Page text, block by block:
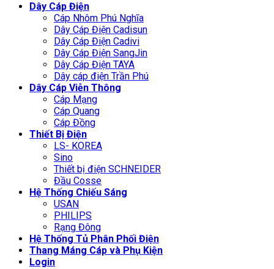
Dây Cáp Điện
Cáp Nhôm Phú Nghĩa
Dây Cáp Điện Cadisun
Dây Cáp Điện Cadivi
Dây Cáp Điện SangJin
Dây Cáp Điện TAYA
Dây cáp điện Trần Phú
Dây Cáp Viễn Thông
Cáp Mạng
Cáp Quang
Cáp Đồng
Thiết Bị Điện
LS- KOREA
Sino
Thiết bị điện SCHNEIDER
Đầu Cosse
Hệ Thống Chiếu Sáng
USAN
PHILIPS
Rạng Đông
Hệ Thống Tủ Phân Phối Điện
Thang Máng Cáp và Phụ Kiện
Login